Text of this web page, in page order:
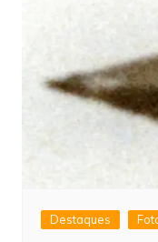
Destaques